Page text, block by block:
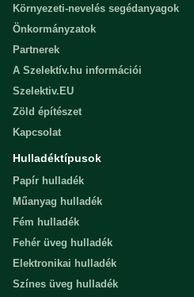
Környezeti-nevelés segédanyagok
Önkormányzatok
Partnerek
A Szelektív.hu információi
Szelektiv.EU
Zöld építészet
Kapcsolat
Hulladéktípusok
Papír hulladék
Műanyag hulladék
Fém hulladék
Fehér üveg hulladék
Elektronikai hulladék
Színes üveg hulladék